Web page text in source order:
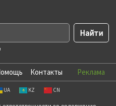
Контакты Реклама
UA KZ CN